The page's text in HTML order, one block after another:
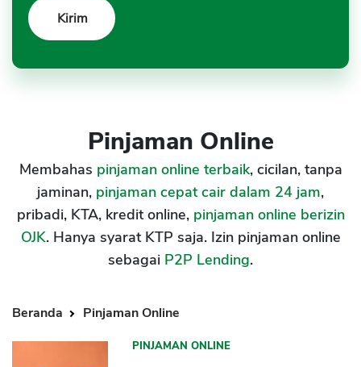
Pinjaman Online
Membahas pinjaman online terbaik, cicilan, tanpa
jaminan, pinjaman cepat cair dalam 24 jam,
pribadi, KTA, kredit online, pinjaman online berizin
OJK. Hanya syarat KTP saja. Izin pinjaman online
sebagai P2P Lending.
Beranda Pinjaman Online
PINJAMAN ONLINE